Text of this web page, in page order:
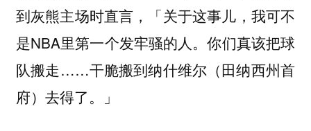
到灰熊主场时直言，「关于这事儿，我可不
是NBA里第一个发牢骚的人。你们真该把球
队搬走……干脆搬到纳什维尔（田纳西州首
府）去得了。」